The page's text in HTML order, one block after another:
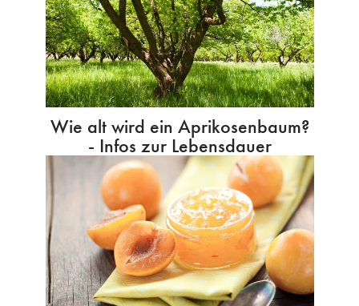
Wie alt wird ein Aprikosenbaum?
- Infos zur Lebensdauer